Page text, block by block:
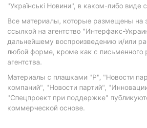
"Українські Новини", в каком-либо виде
Все материалы, которые размещены на
ссылкой на агентство "Интерфакс-
дальнейшему воспроизведению и/или
любой форме, кроме как с письменного
агентства.
Материалы с плашками "Р", "Новости
компаний", "Новости партий",
"Спецпроект при поддержке"
коммерческой основе.